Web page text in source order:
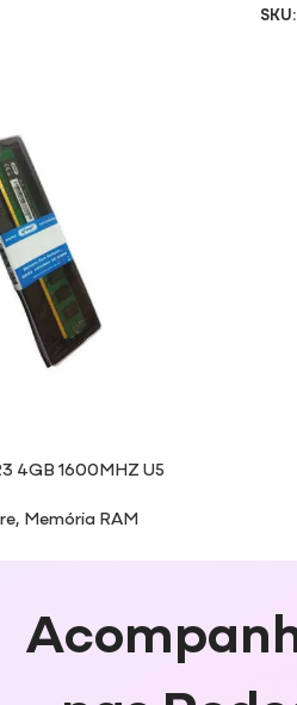
4GB 1600MHZ U5
, Memória RAM